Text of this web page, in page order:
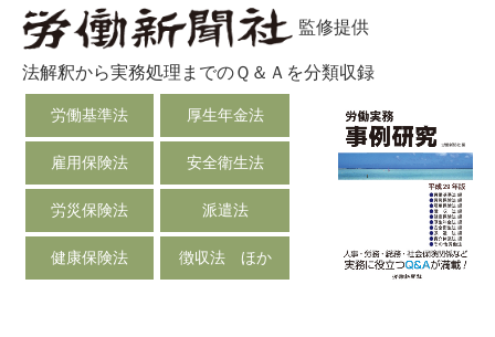
監修提供
法解釈から実務処理までのＱ＆Ａを分類収録
労働基準法 厚生年金法
雇用保険法 安全衛生法
労災保険法 派遣法
健康保険法 徴収法 ほか